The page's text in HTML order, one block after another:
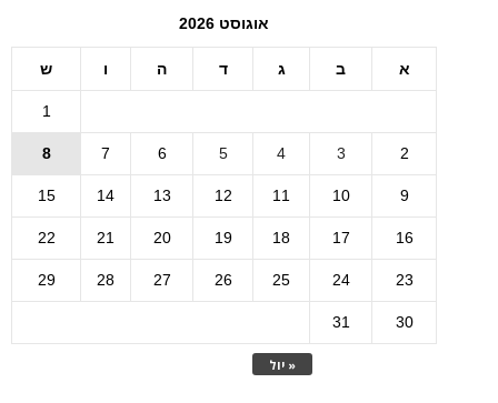
אוגוסט 2026
א ב ג ד ה ו ש
« יול
1
2
3
4
5
6
7
8
9
10
11
12
13
14
15
16
17
18
19
20
21
22
23
24
25
26
27
28
29
30
31